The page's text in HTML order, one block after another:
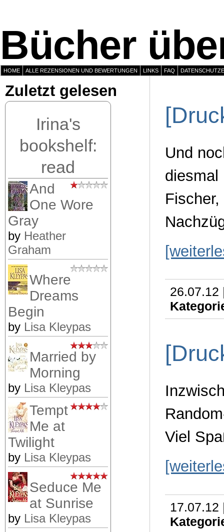
Bücher
HOME ALLE REZENSIONEN UND BEWERTUNGEN LINKS FAQ
Zuletzt gelesen
Irina's
bookshelf:
read
And
One Wore
Gray
by Heather
Graham
Where
Dreams
Begin
by Lisa Kleypas
Married by
Morning
by Lisa Kleypas
Tempt
Me at
Twilight
by Lisa Kleypas
Seduce Me
at Sunrise
by Lisa Kleypas
Und
diesmal
Viel